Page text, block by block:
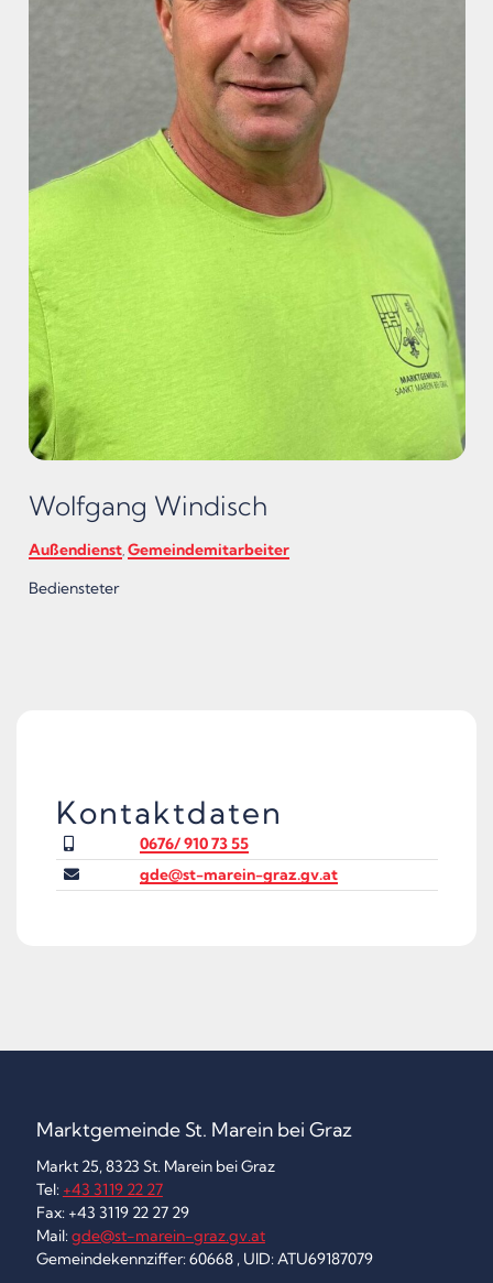
Wolfgang Windisch
Außendienst, Gemeindemitarbeiter
Bediensteter
Kontaktdaten
0676/ 910 73 55
gde@st-marein-graz.gv.at
Marktgemeinde St. Marein bei Graz
Markt 25, 8323 St. Marein bei Graz
Tel: +43 3119 22 27
Fax: +43 3119 22 27 29
Mail:gde@st-marein-graz.gv.at
Gemeindekennziffer: 60668 , UID: ATU69187079